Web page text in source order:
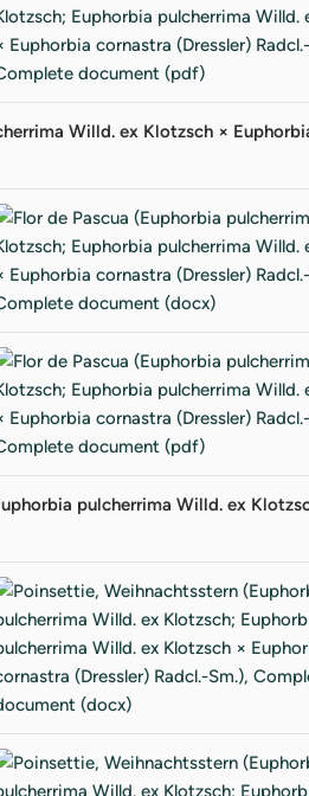
Willd. ex Klotzsch ×
pulcherrima Willd. ex